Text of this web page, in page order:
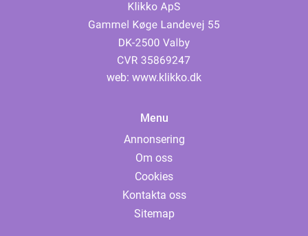
web: www.klikko.dk
Menu
Annonsering
Om oss
Cookies
Kontakta oss
Sitemap